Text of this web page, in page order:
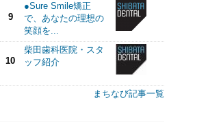
9
●Sure Smile矯正
で、あなたの理想の
笑顔を...
10
柴田歯科医院・スタ
ッフ紹介
まちなび記事一覧